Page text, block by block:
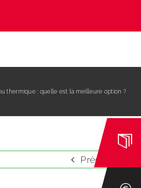
thermique : quelle est la meilleure option ?
Précédent